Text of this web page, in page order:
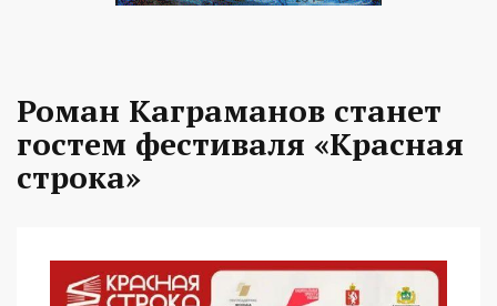
Роман Каграманов станет
гостем фестиваля «Красная
строка»